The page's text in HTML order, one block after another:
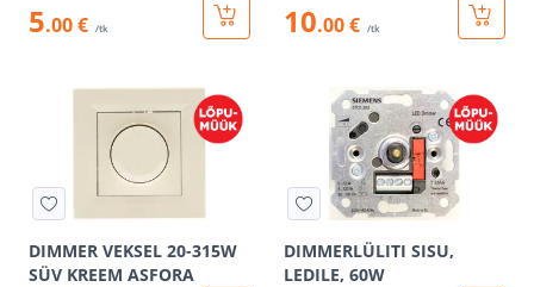
5.00 € /tk 10.00 € /tk
DIMMER VEKSEL 20-315W
SÜV KREEM ASFORA
DIMMERLÜLITI SISU,
LEDILE, 60W